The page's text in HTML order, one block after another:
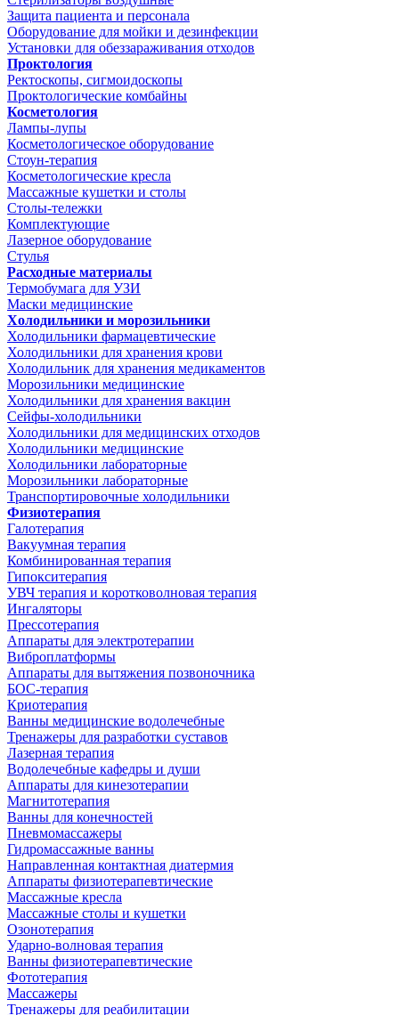
Защита пациента и персонала
Оборудование для мойки и дезинфекции
Установки для обеззараживания отходов
Проктология
Ректоскопы, сигмоидоскопы
Проктологические комбайны
Косметология
Лампы-лупы
Косметологическое оборудование
Стоун-терапия
Косметологические кресла
Массажные кушетки и столы
Столы-тележки
Комплектующие
Лазерное оборудование
Стулья
Расходные материалы
Термобумага для УЗИ
Маски медицинские
Холодильники и морозильники
Холодильники фармацевтические
Холодильники для хранения крови
Холодильник для хранения медикаментов
Морозильники медицинские
Холодильники для хранения вакцин
Сейфы-холодильники
Холодильники для медицинских отходов
Холодильники медицинские
Холодильники лабораторные
Морозильники лабораторные
Транспортировочные холодильники
Физиотерапия
Галотерапия
Вакуумная терапия
Комбинированная терапия
Гипокситерапия
УВЧ терапия и коротковолновая терапия
Ингаляторы
Прессотерапия
Аппараты для электротерапии
Виброплатформы
Аппараты для вытяжения позвоночника
БОС-терапия
Криотерапия
Ванны медицинские водолечебные
Тренажеры для разработки суставов
Лазерная терапия
Водолечебные кафедры и души
Аппараты для кинезотерапии
Магнитотерапия
Ванны для конечностей
Пневмомассажеры
Гидромассажные ванны
Направленная контактная диатермия
Аппараты физиотерапевтические
Массажные кресла
Массажные столы и кушетки
Озонотерапия
Ударно-волновая терапия
Ванны физиотерапевтические
Фототерапия
Массажеры
Тренажеры для реабилитации